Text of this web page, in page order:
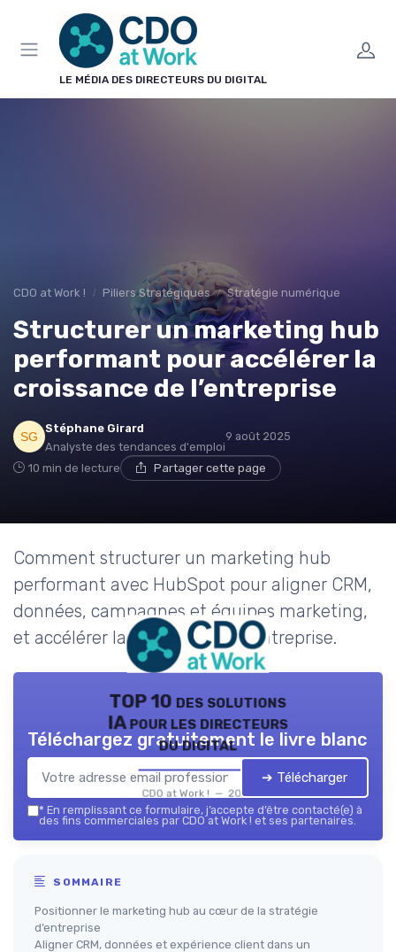
LE MÉDIA DES DIRECTEURS DU DIGITAL
CDO at Work ! Piliers Stratégiques Stratégie numérique
Structurer un marketing hub
performant pour accélérer la
croissance de l’entreprise
Stéphane Girard
Analyste des tendances d'emploi
9 août 2025
10 min de lecture Partager cette page
Comment structurer un marketing hub
performant avec HubSpot pour aligner CRM,
données, campagnes et équipes marketing,
et accélérer la croissance de l’entreprise.
TOP 10 des solutions
IA pour les directeurs
du digital
CDO at Work ! — 2026
Téléchargez gratuitement le livre blanc
➔ Télécharger
* En remplissant ce formulaire, j’accepte d’être contacté(e) à
des fins commerciales par CDO at Work ! et ses partenaires.
SOMMAIRE
Positionner le marketing hub au cœur de la stratégie
d’entreprise
Aligner CRM, données et expérience client dans un
Panneau de gestion des cookies